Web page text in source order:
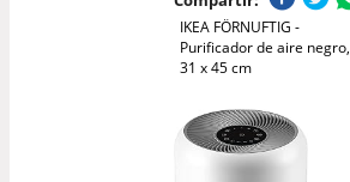
IKEA FÖRNUFTIG -
Purificador de aire negro,
31 x 45 cm